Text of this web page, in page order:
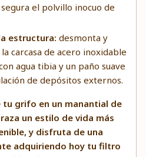
el polvillo inocuo de
estructura: desmonta y
carcasa de acero inoxidable
agua tibia y un paño suave
de depósitos externos.
tu grifo en un manantial de
un estilo de vida más
y disfruta de una
adquiriendo hoy tu filtro